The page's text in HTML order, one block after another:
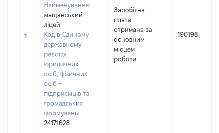
1
Найменування:
мащанський
ліцей
Код в Єдиному
державному
реєстрі
юридичних
осіб, фізичних
осіб –
підприємців та
громадських
формувань:
24171628
Заробітна
плата
отримана за
основним
місцем
роботи
190198